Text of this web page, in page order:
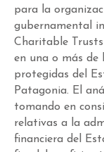
para la
gubernamental
Charitable
en una o más de
protegidas del
Patagonia. El
tomando en
relativas a la
financiera del